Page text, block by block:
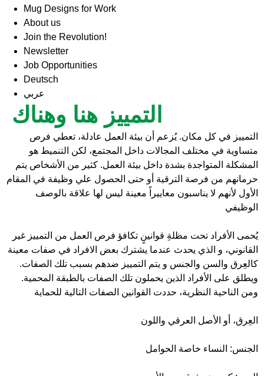
Mug Designs for Work
About us
Join the Revolution!
Newsletter
Job Opportunities
Deutsch
عربي
التمييز هنا وهناك
متساوية في مختلف المجالات داخل المجتمع، لكن التنميط هو
المشكلة المتواجدة بشدة داخل بيئة العمل. كثير من الأشخاص يتم
حرمانهم من فرصة الترقية أو حتى الحصول علي وظيفة في المقام
الأول لأنهم لا يناسبون معاييراً معينة ليس لها علاقة بالوصف
الوظيفي
يُحمى الأفراد تحت مظلةِ قوانينٍ تكافؤ فرص العمل من التمييز غير
القانوني، و الذي يحدث عندما يشترك بعض الافراد في صفات معينة
كالعِرق والسن والجنس و يتم التمييز ضدهم بسبب تلك الصفات.
ويطلق على الأفراد الذين يحملون تلك الصفات بالطبقة المحمية.
ومن الناحية النظرية، حددت القوانين الصفات التالية للحماية
العِرق، أو الأصل العرقي واللون
الجنس: النساء خاصة الحوامل